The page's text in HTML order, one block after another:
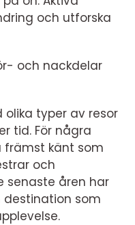
och utforska
och nackdelar
typer av resor
tid. För några
främst känt som
och
senaste åren har
destination som